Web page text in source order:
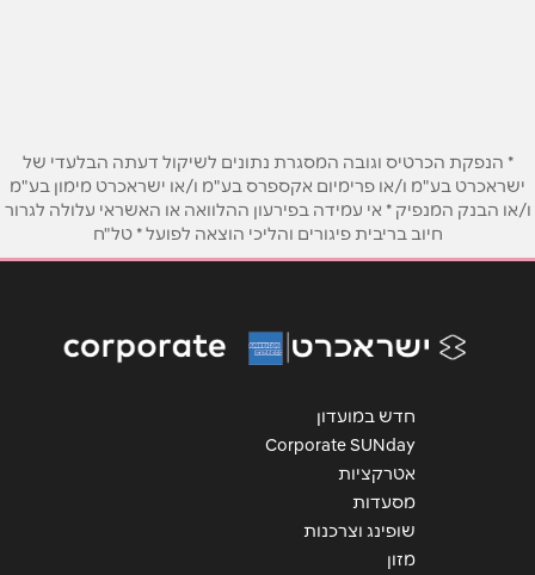
אימייל*
אנא חזרו אלי בקשר ל...
* הנפקת הכרטיס וגובה המסגרת נתונים לשיקול דעתה הבלעדי של
ישראכרט בע"מ ו/או פרימיום אקספרס בע"מ ו/או ישראכרט מימון בע"מ
ו/או הבנק המנפיק * אי עמידה בפירעון ההלוואה או האשראי עלולה לגרור
חיוב בריבית פיגורים והליכי הוצאה לפועל * טל"ח
חדש במועדון
Corporate SUNday
אטרקציות
מסעדות
שופינג וצרכנות
מזון